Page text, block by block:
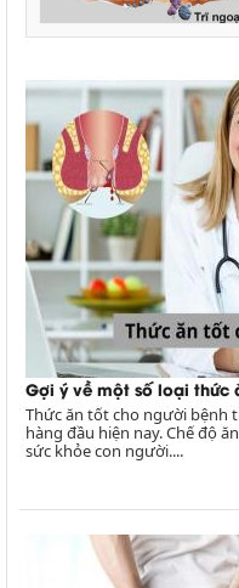
Gợi ý về một số loại thức
Thức ăn tốt cho người bệnh
hàng đầu hiện nay. Chế độ
sức khỏe con người....